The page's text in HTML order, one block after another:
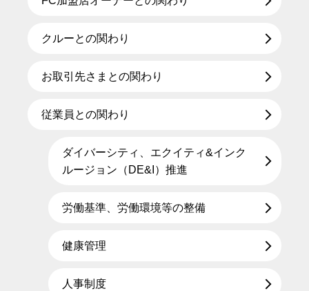
クルーとの関わり
お取引先さまとの関わり
従業員との関わり
ダイバーシティ、エクイティ&インク
ルージョン（DE&I）推進
労働基準、労働環境等の整備
健康管理
人事制度